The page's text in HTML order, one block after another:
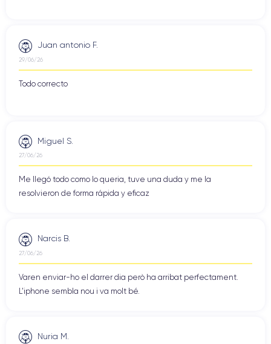
Juan antonio F.
29/06/26
Todo correcto
Miguel S.
27/06/26
Me llegó todo como lo queria, tuve una duda y me la
resolvieron de forma rápida y eficaz
Narcis B.
27/06/26
Varen enviar-ho el darrer dia però ha arribat perfectament.
L'iphone sembla nou i va molt bé.
Nuria M.